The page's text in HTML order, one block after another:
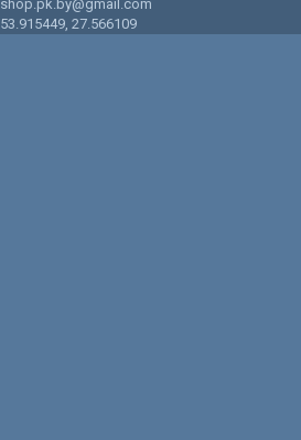
shop.pk.by@gmail.com
53.915449, 27.566109